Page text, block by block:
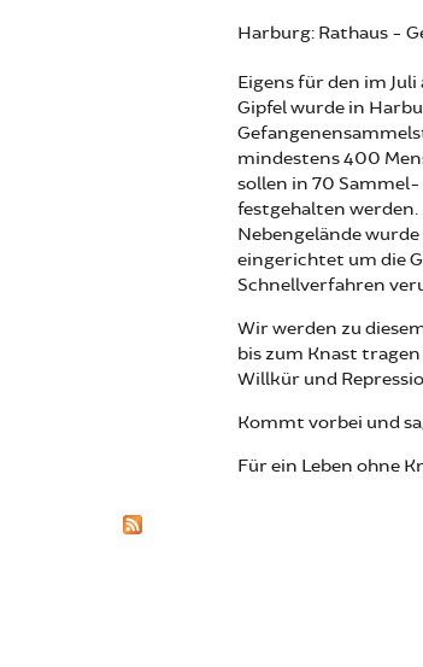
Harburg: Rathaus -
Eigens für den im
Gipfel wurde in
mindestens 400
sollen in 70
festgehalten
Nebengelände
eingerichtet um die
Schnellverfahren
Wir werden zu
bis zum Knast
Willkür und
Kommt vorbei und
Für ein Leben ohne